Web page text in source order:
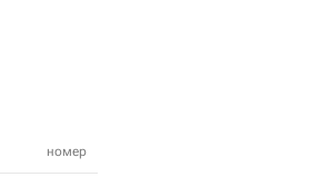
номер